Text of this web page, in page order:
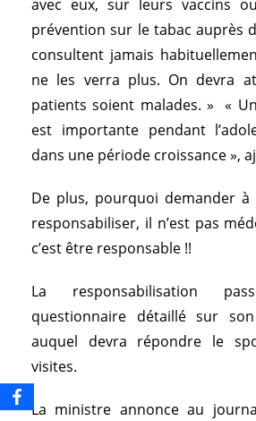
avec eux, sur leurs vaccins
prévention sur le tabac auprès
consultent jamais
ne les verra plus. On devra
patients soient malades. » «
est importante pendant
dans une période croissance »,
De plus, pourquoi demander
responsabiliser, il n’est pas
c’est être responsable !!
La responsabilisation
questionnaire détaillé sur
auquel devra répondre le
visites.
La ministre annonce au